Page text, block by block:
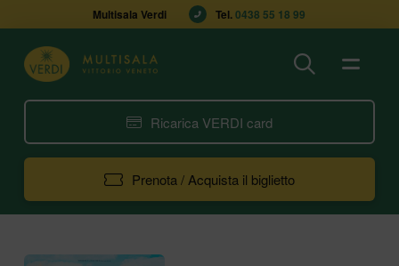
Multisala Verdi Tel. 0438 55 18 99
Ricarica VERDI card
Prenota / Acquista il biglietto